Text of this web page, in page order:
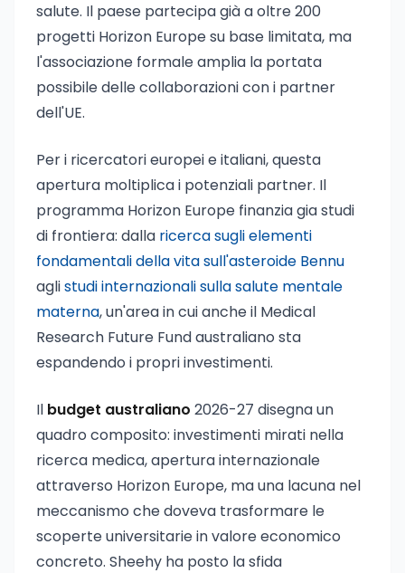
salute. Il paese partecipa già a oltre 200
progetti Horizon Europe su base limitata, ma
l'associazione formale amplia la portata
possibile delle collaborazioni con i partner
dell'UE.
Per i ricercatori europei e italiani, questa
apertura moltiplica i potenziali partner. Il
programma Horizon Europe finanzia gia studi
di frontiera: dalla ricerca sugli elementi
fondamentali della vita sull'asteroide Bennu
aglistudi internazionali sulla salute mentale
materna, un'area in cui anche il Medical
Research Future Fund australiano sta
espandendo i propri investimenti.
Il budget australiano 2026-27 disegna un
quadro composito: investimenti mirati nella
ricerca medica, apertura internazionale
attraverso Horizon Europe, ma una lacuna nel
meccanismo che doveva trasformare le
scoperte universitarie in valore economico
concreto. Sheehy ha posto la sfida